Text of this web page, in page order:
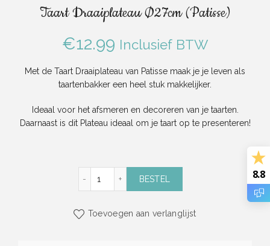
Taart Draaiplateau Ø27cm (Patisse)
€12.99 Inclusief BTW
Met de Taart Draaiplateau van Patisse maak je je leven als
taartenbakker een heel stuk makkelijker.
Ideaal voor het afsmeren en decoreren van je taarten.
Daarnaast is dit Plateau ideaal om je taart op te presenteren!
Taart Draaiplateau Ø27cm (Patisse) aantal
BESTEL
Toevoegen aan verlanglijst
8.8